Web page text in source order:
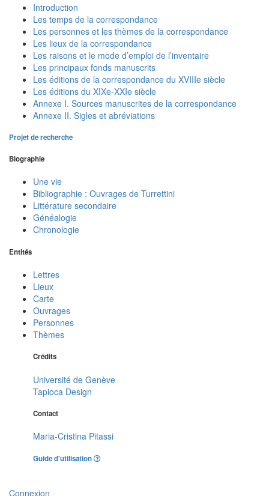
Introduction
Les temps de la correspondance
Les personnes et les thèmes de la correspondance
Les lieux de la correspondance
Les raisons et le mode d’emploi de l’inventaire
Les principaux fonds manuscrits
Les éditions de la correspondance du XVIIIe siècle
Les éditions du XIXe-XXIe siècle
Annexe I. Sources manuscrites de la correspondance
Annexe II. Sigles et abréviations
Projet de recherche
Biographie
Une vie
Bibliographie : Ouvrages de Turrettini
Littérature secondaire
Généalogie
Chronologie
Entités
Lettres
Lieux
Carte
Ouvrages
Personnes
Thèmes
Crédits
Université de Genève
Tapioca Design
Contact
Maria-Cristina Pitassi
Guide d'utilisation
Connexion